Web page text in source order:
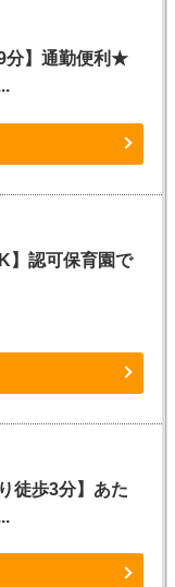
分】通勤便利★
】認可保育園で
徒歩3分】あた